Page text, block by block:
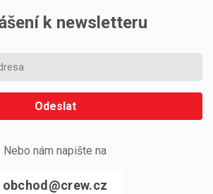
k newsletteru
Odeslat
Nebo nám napište na
obchod@crew.cz